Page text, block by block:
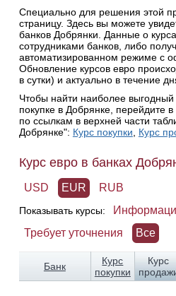
Специально для решения этой
страницу. Здесь вы можете
банков Добрянки. Данные о
сотрудниками банков, либо
автоматизированном режиме с
Обновление курсов евро
в сутки) и актуально в течение
Чтобы найти наиболее
покупке в Добрянке, перейдите
по ссылкам в верхней части
Добрянке": Курс покупки Курс
Курс евро в банках
USD EUR RUB
Показывать курсы:
Требует уточнения
Все
Банк
Курс
покупки
Курс